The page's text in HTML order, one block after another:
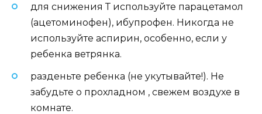
для снижения Т используйте парацетамол
(ацетоминофен), ибупрофен. Никогда не
используйте аспирин, особенно, если у
ребенка ветрянка.
разденьте ребенка (не укутывайте!). Не
забудьте о прохладном , свежем воздухе в
комнате.